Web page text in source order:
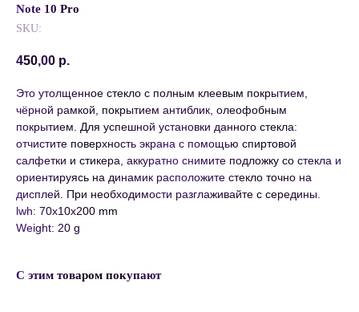
Note 10 Pro
SKU:
450,00 р.
Это утолщенное стекло с полным клеевым покрытием,
чёрной рамкой, покрытием антиблик, олеофобным
покрытием. Для успешной установки данного стекла:
отчистите поверхность экрана с помощью спиртовой
салфетки и стикера, аккуратно снимите подложку со стекла и
ориентируясь на динамик расположите стекло точно на
дисплей. При необходимости разглаживайте с середины.
lwh: 70x10x200 mm
Weight: 20 g
С этим товаром покупают